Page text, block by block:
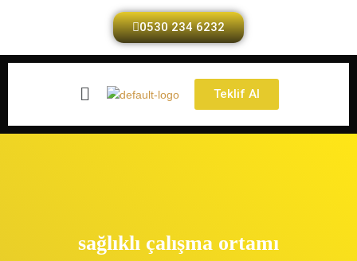
0530 234 6232
Teklif Al
sağlıklı çalışma ortamı